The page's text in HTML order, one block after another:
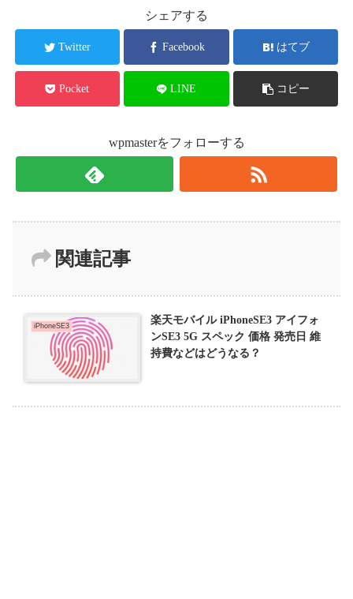
シェアする
Twitter Facebook はてブ
Pocket LINE コピー
wpmasterをフォローする
関連記事
iPhoneSE3
楽天モバイル iPhoneSE3 アイフォ
ンSE3 5G スペック 価格 発売日 維
持費などはどうなる？